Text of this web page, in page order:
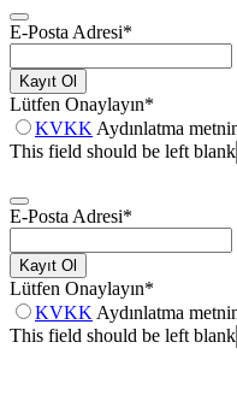
E-Posta Adresi*
Kayıt Ol
Lütfen Onaylayın*
KVKK Aydınlatma
This field should be left blank
E-Posta Adresi*
Kayıt Ol
Lütfen Onaylayın*
KVKK Aydınlatma
This field should be left blank